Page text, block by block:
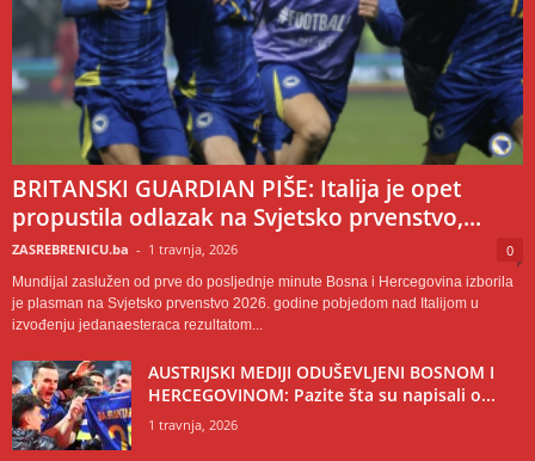
BRITANSKI GUARDIAN PIŠE: Italija je opet
propustila odlazak na Svjetsko prvenstvo,...
ZASREBRENICU.ba - 1 travnja, 2026 0
Mundijal zaslužen od prve do posljednje minute Bosna i Hercegovina izborila
je plasman na Svjetsko prvenstvo 2026. godine pobjedom nad Italijom u
izvođenju jedanaesteraca rezultatom...
AUSTRIJSKI MEDIJI ODUŠEVLJENI BOSNOM I
HERCEGOVINOM: Pazite šta su napisali o...
1 travnja, 2026